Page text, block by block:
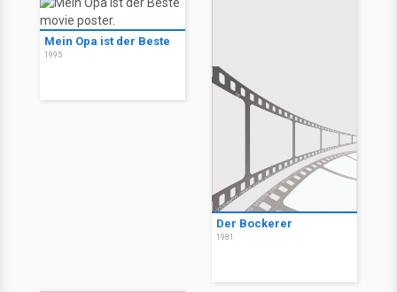
Mein Opa ist der Beste
1995
Der Bockerer
1981